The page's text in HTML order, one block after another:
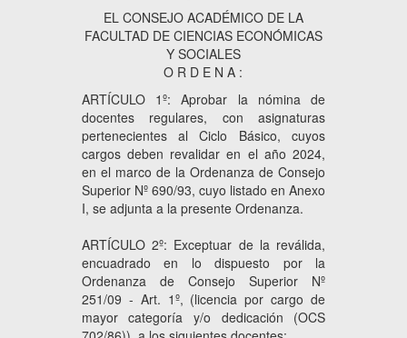
EL CONSEJO ACADÉMICO DE LA
FACULTAD DE CIENCIAS ECONÓMICAS
Y SOCIALES
O R D E N A :
ARTÍCULO 1º: Aprobar la nómina de
docentes regulares, con asignaturas
pertenecientes al Ciclo Básico, cuyos
cargos deben revalidar en el año 2024,
en el marco de la Ordenanza de Consejo
Superior Nº 690/93, cuyo listado en Anexo
I, se adjunta a la presente Ordenanza.
ARTÍCULO 2º: Exceptuar de la reválida,
encuadrado en lo dispuesto por la
Ordenanza de Consejo Superior Nº
251/09 - Art. 1º, (licencia por cargo de
mayor categoría y/o dedicación (OCS